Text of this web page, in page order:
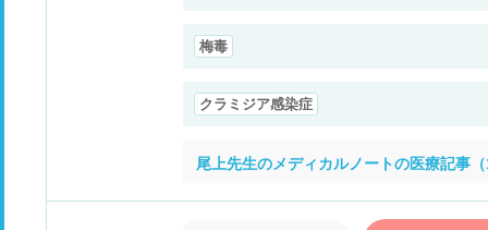
梅毒
クラミジア感染症
尾上先生のメディカルノートの医療記事